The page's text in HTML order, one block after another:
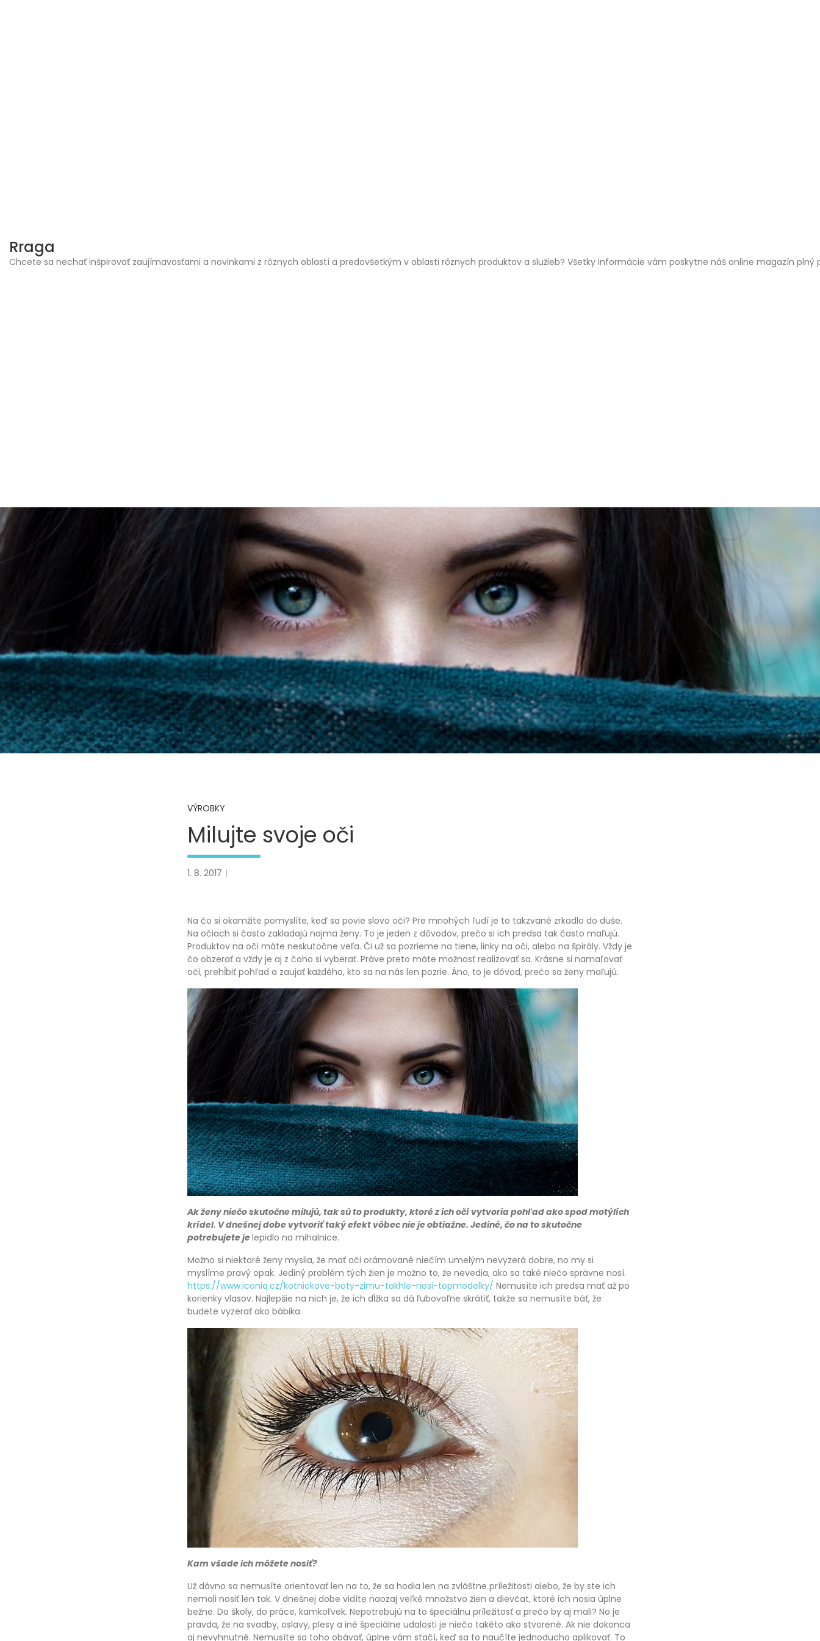
Rraga
Chcete sa nechať inšpirovať zaujímavosťami a novinkami z rôznych oblastí a predovšetkým v oblasti rôznych produktov a služieb? Všetky informácie vám poskytne náš online magazín
VÝROBKY
Milujte svoje oči
1. 8. 2017
Na čo si okamžite pomyslíte, keď sa povie slovo oči? Pre mnohých ľudí je to takzvané zrkadlo do duše.
Na očiach si často zakladajú najmä ženy. To je jeden z dôvodov, prečo si ich predsa tak často maľujú.
Produktov na oči máte neskutočne veľa. Či už sa pozrieme na tiene, linky na oči, alebo na špirály. Vždy je
čo obzerať a vždy je aj z čoho si vyberať. Práve preto máte možnosť realizovať sa. Krásne si namaľovať
oči, prehĺbiť pohľad a zaujať každého, kto sa na nás len pozrie. Áno, to je dôvod, prečo sa ženy maľujú.
Ak ženy niečo skutočne milujú, tak sú to produkty, ktoré z ich očí vytvoria pohľad ako spod motýlích
krídel. V dnešnej dobe vytvoriť taký efekt vôbec nie je obtiažne. Jediné, čo na to skutočne
potrebujete jelepidlo na mihalnice.
Možno si niektoré ženy myslia, že mať oči orámované niečím umelým nevyzerá dobre, no my si
myslíme pravý opak. Jediný problém tých žien je možno to, že nevedia, ako sa také niečo správne nosí.
https://www.iconiq.cz/kotnickove-boty-zimu-takhle-nosi-topmodelky/ Nemusíte ich predsa mať až po
korienky vlasov. Najlepšie na nich je, že ich dĺžka sa dá ľubovoľne skrátiť, takže sa nemusíte báť, že
budete vyzerať ako bábika.
Kam všade ich môžete nosiť?
Už dávno sa nemusíte orientovať len na to, že sa hodia len na zvláštne príležitosti alebo, že by ste ich
nemali nosiť len tak. V dnešnej dobe vidíte naozaj veľké množstvo žien a dievčat, ktoré ich nosia úplne
bežne. Do školy, do práce, kamkoľvek. Nepotrebujú na to špeciálnu príležitosť a prečo by aj mali? No je
pravda, že na svadby, oslavy, plesy a iné špeciálne udalosti je niečo takéto ako stvorené. Ak nie dokonca
aj nevyhnutné. Nemusíte sa toho obávať, úplne vám stačí, keď sa to naučíte jednoducho aplikovať. To